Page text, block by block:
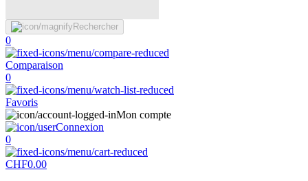
Rechercher
0
Comparaison
0
Favoris
Mon compte
Connexion
0
CHF0.00